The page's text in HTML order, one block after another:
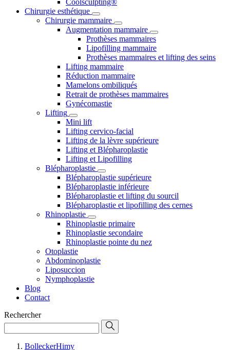
Coolsculpting®
Chirurgie esthétique
Chirurgie mammaire
Augmentation mammaire
Prothèses mammaires
Lipofilling mammaire
Prothèses mammaires et lifting des seins
Lifting mammaire
Réduction mammaire
Mamelons ombiliqués
Retrait de prothèses mammaires
Gynécomastie
Lifting
Mini lift
Lifting cervico-facial
Lifting de la lèvre supérieure
Lifting et Blépharoplastie
Lifting et Lipofilling
Blépharoplastie
Blépharoplastie supérieure
Blépharoplastie inférieure
Blépharoplastie et lifting du sourcil
Blépharoplastie et lipofilling des cernes
Rhinoplastie
Rhinoplastie primaire
Rhinoplastie secondaire
Rhinoplastie pointe du nez
Otoplastie
Abdominoplastie
Liposuccion
Nymphoplastie
Blog
Contact
Rechercher
BolleckerHimy